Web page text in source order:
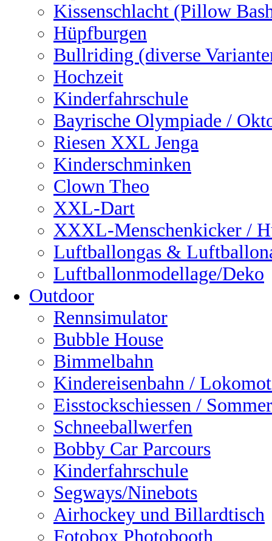
Kissenschlacht (Pillow
Hüpfburgen
Bullriding (diverse
Hochzeit
Kinderfahrschule
Bayrische Olympiade /
Riesen XXL Jenga
Kinderschminken
Clown Theo
XXL-Dart
XXXL-Menschenkicker /
Luftballongas &
Luftballonmodellage/Deko
Outdoor
Rennsimulator
Bubble House
Bimmelbahn
Kindereisenbahn /
Eisstockschiessen /
Schneeballwerfen
Bobby Car Parcours
Kinderfahrschule
Segways/Ninebots
Airhockey und Billardtisch
Fotobox Photobooth